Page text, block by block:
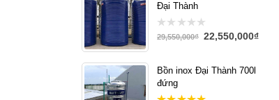
Đại Thành
0
29,550,000₫ 22,550,000₫
Bồn inox Đại Thành 700l
đứng